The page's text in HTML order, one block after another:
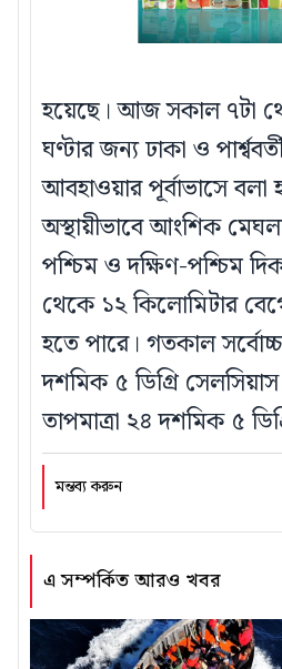
এ সম্পর্কিত আরও খবর
হয়েছে। আজ সকাল ৭টা
ঘণ্টার জন্য ঢাকা ও
আবহাওয়ার পূর্বাভাসে
অস্থায়ীভাবে আংশিক
পশ্চিম ও দক্ষিণ-পশ্চিম
থেকে ১২ কিলোমিটার
হতে পারে। গতকাল
দশমিক ৫ ডিগ্রি
তাপমাত্রা ২৪ দশমিক ৫
মন্তব্য করুন